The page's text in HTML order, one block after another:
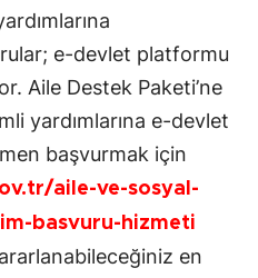
e-devlet platformu
Aile Destek Paketi’ne
yardımlarına e-devlet
başvurmak için
aile-ve-sosyal-
basvuru-hizmeti
en